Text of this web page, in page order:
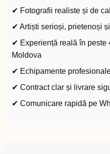
✔ Fotografii realiste și de
✔ Artiști serioși, prietenoși
✔ Experiență reală în peste
Moldova
✔ Echipamente
✔ Contract clar și livrare
✔ Comunicare rapidă pe